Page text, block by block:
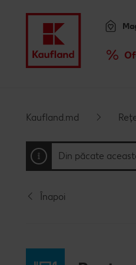
Meniu
Kaufland.md
Din păcate
Înapoi